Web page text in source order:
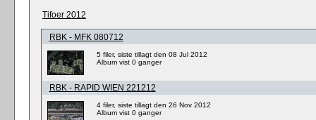
Tifoer 2012
RBK - MFK 080712
5 filer, siste tillagt den 08 Jul 2012
Album vist 0 ganger
RBK - RAPID WIEN 221212
4 filer, siste tillagt den 26 Nov 2012
Album vist 0 ganger